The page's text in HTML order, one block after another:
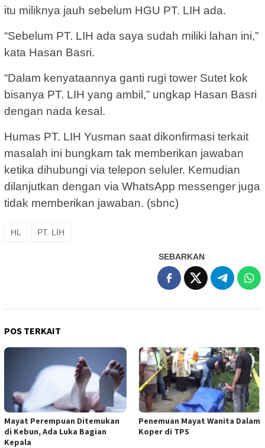
itu miliknya jauh sebelum HGU PT. LIH ada.
“Sebelum PT. LIH ada saya sudah miliki lahan ini,”
kata Hasan Basri.
“Dalam kenyataannya ganti rugi tower Sutet kok
bisanya PT. LIH yang ambil,” ungkap Hasan Basri
dengan nada kesal.
Humas PT. LIH Yusman saat dikonfirmasi terkait
masalah ini bungkam tak memberikan jawaban
ketika dihubungi via telepon seluler. Kemudian
dilanjutkan dengan via WhatsApp messenger juga
tidak memberikan jawaban. (sbnc)
HL PT. LIH
SEBARKAN
POS TERKAIT
Mayat Perempuan Ditemukan
di Kebun, Ada Luka Bagian
Kepala
Penemuan Mayat Wanita Dalam
Koper di TPS